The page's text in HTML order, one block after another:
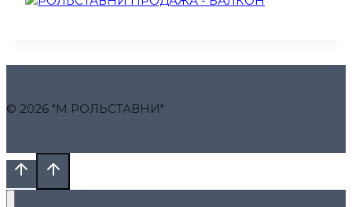
© 2026 "М РОЛЬСТАВНИ"